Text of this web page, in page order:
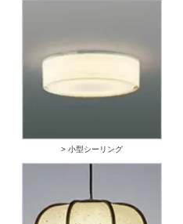
> 小型シーリング